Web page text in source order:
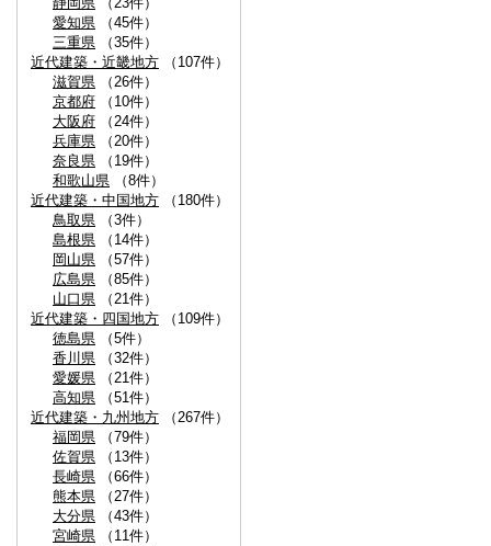
愛知県 （45件）
三重県 （35件）
近代建築・近畿地方 （107件）
滋賀県 （26件）
京都府 （10件）
大阪府 （24件）
兵庫県 （20件）
奈良県 （19件）
和歌山県 （8件）
近代建築・中国地方 （180件）
鳥取県 （3件）
島根県 （14件）
岡山県 （57件）
広島県 （85件）
山口県 （21件）
近代建築・四国地方 （109件）
徳島県 （5件）
香川県 （32件）
愛媛県 （21件）
高知県 （51件）
近代建築・九州地方 （267件）
福岡県 （79件）
佐賀県 （13件）
長崎県 （66件）
熊本県 （27件）
大分県 （43件）
宮崎県 （11件）